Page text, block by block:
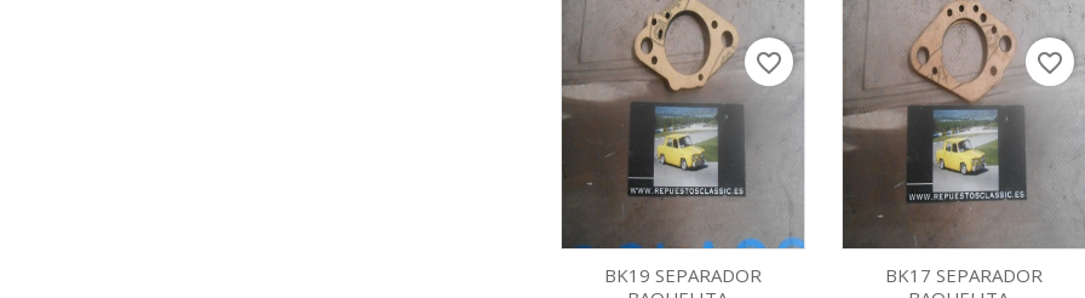
BK19 SEPARADOR
favorite_border
BK17 SEPARADOR
favorite_border